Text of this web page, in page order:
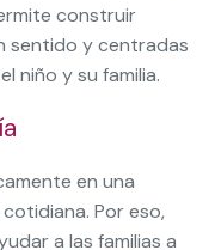
construir
sentido y centradas
niño y su familia.
en una
Por eso,
a las familias a